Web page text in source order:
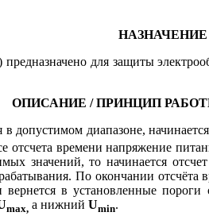
НАЗНАЧЕНИЕ
предназначено для защиты
ОПИСАНИЕ / ПРИНЦИП
допустимом диапазоне,
отсчета времени напряжение
значений, то начинается
По окончании отсчёта
в установленные
max, а нижний Umin.